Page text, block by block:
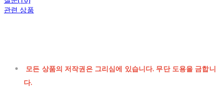
관련 상품
모든 상품의 저작권은 그리심에 있습니다. 무단 도용을 금합니
다.